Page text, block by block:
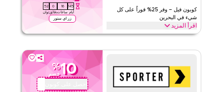
الفئات
على مستوى الموقع
كوبون فيل – وفر 25% فوراً على كل
شيء في البحرين
اقرأ المزيد
145
أيام
16
ساعات
0
دقائق
51
ثوان
زر اي ستور
وفر 25% فوراً باستخدام كود فيل هذا على كل شيء. استرد الآن للحصول
المتعددة، ودعم تساقط الشعر والمزيد.
الأحكام والشروط
الحد الأدنى للطلب
10
%
خصم
احصل على كوبون